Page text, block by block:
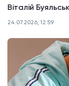
Віталій
24.07.2026, 12:59